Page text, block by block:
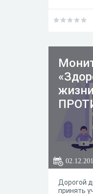
Дорогой
принять